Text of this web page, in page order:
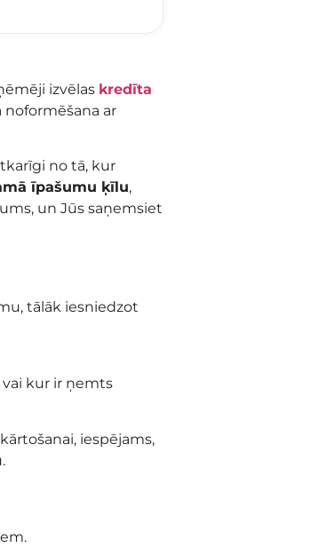
izvēlas kredīta
noformēšana ar
no tā, kur
īpašumu ķīlu,
un Jūs saņemsiet
tālāk iesniedzot
kur ir ņemts
iespējams,